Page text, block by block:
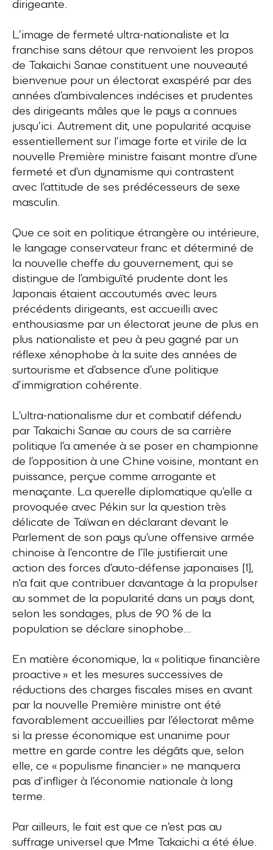
dirigeante.
L’image de fermeté ultra-nationaliste et la
franchise sans détour que renvoient les propos
de Takaichi Sanae constituent une nouveauté
bienvenue pour un électorat exaspéré par des
années d’ambivalences indécises et prudentes
des dirigeants mâles que le pays a connues
jusqu’ici. Autrement dit, une popularité acquise
essentiellement sur l’image forte et virile de la
nouvelle Première ministre faisant montre d’une
fermeté et d’un dynamisme qui contrastent
avec l’attitude de ses prédécesseurs de sexe
masculin.
Que ce soit en politique étrangère ou intérieure,
le langage conservateur franc et déterminé de
la nouvelle cheffe du gouvernement, qui se
distingue de l’ambiguïté prudente dont les
Japonais étaient accoutumés avec leurs
précédents dirigeants, est accueilli avec
enthousiasme par un électorat jeune de plus en
plus nationaliste et peu à peu gagné par un
réflexe xénophobe à la suite des années de
surtourisme et d’absence d’une politique
d’immigration cohérente.
L’ultra-nationalisme dur et combatif défendu
par Takaichi Sanae au cours de sa carrière
politique l’a amenée à se poser en championne
de l’opposition à une Chine voisine, montant en
puissance, perçue comme arrogante et
menaçante. La querelle diplomatique qu’elle a
provoquée avec Pékin sur la question très
délicate de Taïwan en déclarant devant le
Parlement de son pays qu’une offensive armée
chinoise à l’encontre de l’île justifierait une
action des forces d’auto-défense japonaises [1],
n'a fait que contribuer davantage à la propulser
au sommet de la popularité dans un pays dont,
selon les sondages, plus de 90 % de la
population se déclare sinophobe...
En matière économique, la « politique financière
proactive » et les mesures successives de
réductions des charges fiscales mises en avant
par la nouvelle Première ministre ont été
favorablement accueillies par l’électorat même
si la presse économique est unanime pour
mettre en garde contre les dégâts que, selon
elle, ce « populisme financier » ne manquera
pas d’infliger à l’économie nationale à long
terme.
Par ailleurs, le fait est que ce n’est pas au
suffrage universel que Mme Takaichi a été élue.